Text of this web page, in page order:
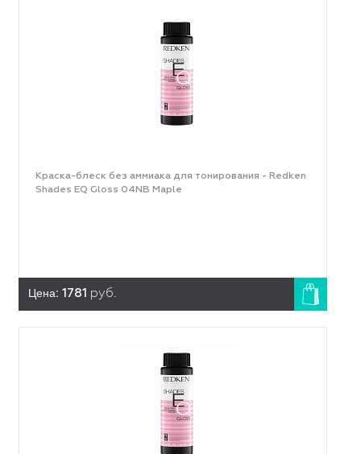
Краска-блеск без аммиака для тонирования - Redken
Shades EQ Gloss 04NB Maple
Цена: 1781 руб.